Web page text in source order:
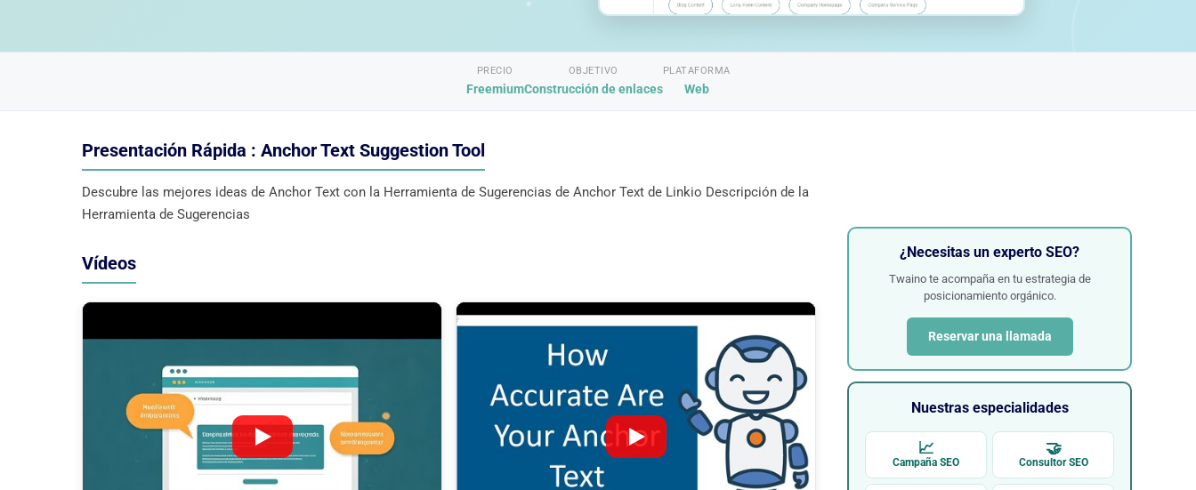
PRECIO
Freemium
OBJETIVO
Construcción de enlaces
PLATAFORMA
Web
Presentación Rápida : Anchor Text Suggestion Tool
Descubre las mejores ideas de Anchor Text con la Herramienta de Sugerencias de Anchor Text de Linkio Descripción de la
Herramienta de Sugerencias
Vídeos
¿Necesitas un experto SEO?
Twaino te acompaña en tu estrategia de
posicionamiento orgánico.
Reservar una llamada
Nuestras especialidades
📈
Campaña SEO
🤝
Consultor SEO